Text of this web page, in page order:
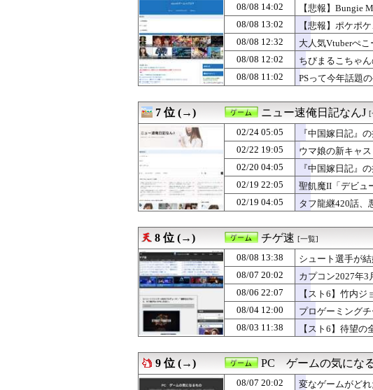
08/07 22:45
Pure Sadness, Peak Comedy Ahh
08/07 22:39
【8月LOH】スピ3は切れ者不
08/07 22:09
【ミリシタ】双海亜美、双海
08/07 22:00
【ミリシタ】百合子のマンホ
08/07 22:00
面白い単発モノのアニメ映画
08/07 21:30
【悲報】ファイアーエンブレ
08/07 21:05
クロノトリガーのラスボス、
08/07 21:00
【ミリシタ】本日8/7(金)21:30
08/07 20:02
変なゲームがどれだけ出るかが
08/07 20:02
カプコン2027年3月期 第1四半
08/07 20:00
【ミリシタ】亜美からの留守
08/07 20:00
『機動戦士ガンダム 第08MS
08/07 19:00
【ポケモンチャンピオンズ】
08/07 19:00
【ミリシタ】POP UP SHOP「
08/07 18:30
【FEH】闘技ホモがバリバリ
08/07 18:30
Uma Noises Out Of Context…
08/07 18:00
『スプラトゥーン レイダース
08/07 17:03
将棋のルールを変えた方がよく
08/07 16:00
『あたしンち』晩御飯のおか
08/07 14:00
「この名前このライダーに使
08/07 12:30
【FEH】タイトル変わってる
08/07 12:00
【ドラクエウォーク】とこし
08/07 12:00
【まどドラ】次のやちよさんは
08/07 12:00
【ポケチャン】カバルドン対
08/07 11:00
【ポケチャン】シーズン終盤
08/07 05:40
【NGS】LG5「レアレンス」シ
08/07 01:10
ブラッドボーン全クリしたんだ
08/07 00:30
【FEH】見切り予知の下地、彼
08/08 14:02
【悲報】Bungie
08/08 13:02
【悲報】ポケポ
08/08 12:32
大人気Vtuberぺ
08/08 12:02
ちびまるこちゃ
08/08 11:02
PSって今年話題
7 位 (→) ニュー速俺日記なんJ [
02/24 05:05
『中国嫁日記』
02/22 19:05
ウマ娘の新キャ
02/20 04:05
『中国嫁日記』
02/19 22:05
聖飢魔II「デビュ
02/19 04:05
タフ龍継420話、
8 位 (→) チゲ速 [一覧]
08/08 13:38
シュート選手が
08/07 20:02
カプコン2027年3
の売上。
08/06 22:07
【スト6】竹内
が終わった後は
08/04 12:00
プロゲーミング
08/03 11:38
【スト6】待望
9 位 (→) PC ゲームの気にな
08/07 20:02
変なゲームがど